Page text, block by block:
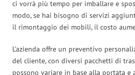
ci vorrà più tempo per imballare e
modo, se hai bisogno di servizi
il rimontaggio dei mobili, il costo
L’azienda offre un preventivo
del cliente, con diversi pacchetti di
possono variare in base alla portata e